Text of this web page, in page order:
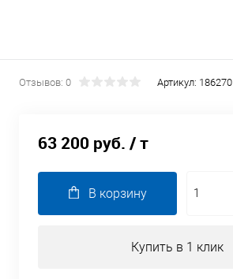
Отзывов: 0 Артикул: 186270
63 200 руб. / т
В корзину
Купить в 1 клик